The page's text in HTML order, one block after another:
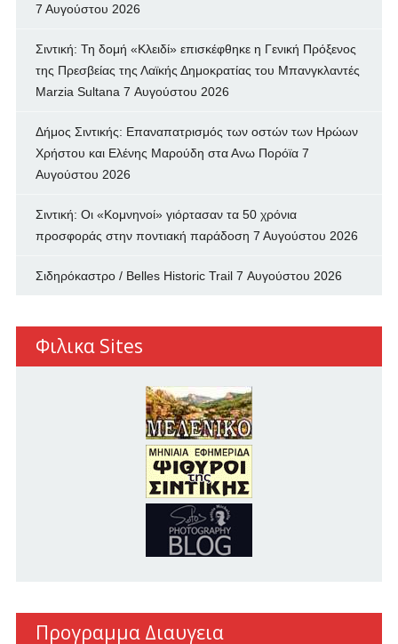
7 Αυγούστου 2026
Σιντική: Τη δομή «Κλειδί» επισκέφθηκε η Γενική Πρόξενος
της Πρεσβείας της Λαϊκής Δημοκρατίας του Μπανγκλαντές
Marzia Sultana 7 Αυγούστου 2026
Δήμος Σιντικής: Επαναπατρισμός των oστών των Ηρώων
Χρήστου και Ελένης Μαρούδη στα Ανω Πορόϊα 7
Αυγούστου 2026
Σιντική: Οι «Κομνηνοί» γιόρτασαν τα 50 χρόνια
προσφοράς στην ποντιακή παράδοση 7 Αυγούστου 2026
Σιδηρόκαστρο / Belles Historic Trail 7 Αυγούστου 2026
Φιλικα Sites
Προγραμμα Διαυγεια